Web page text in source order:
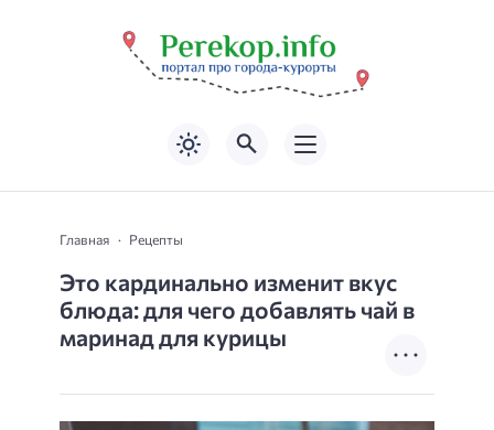
Главная Рецепты
Это кардинально изменит вкус
блюда: для чего добавлять чай в
маринад для курицы